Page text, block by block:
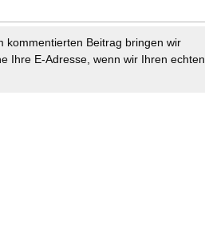
kommentierten Beitrag bringen wir
Ihre E-Adresse, wenn wir Ihren echten